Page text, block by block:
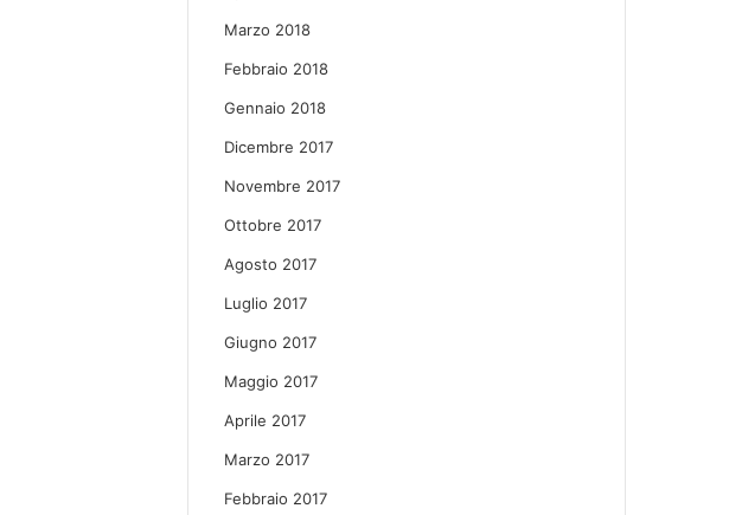
Marzo 2018
Febbraio 2018
Gennaio 2018
Dicembre 2017
Novembre 2017
Ottobre 2017
Agosto 2017
Luglio 2017
Giugno 2017
Maggio 2017
Aprile 2017
Marzo 2017
Febbraio 2017